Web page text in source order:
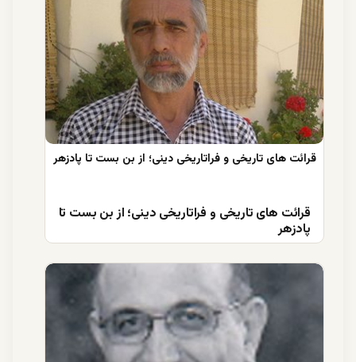
قرائت های تاریخی و فراتاریخی دینی؛ از بن بست تا
پادزهر